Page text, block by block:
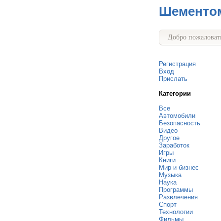
Добро
Регистрация
Вход
Прислать
Категории
Все
Автомобили
Безопасность
Видео
Другое
Заработок
Игры
Книги
Мир и бизнес
Музыка
Наука
Программы
Развлечения
Спорт
Технологии
Фильмы